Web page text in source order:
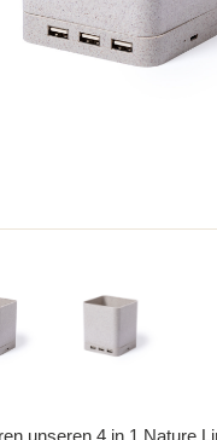
unseren 4 in 1 Nature